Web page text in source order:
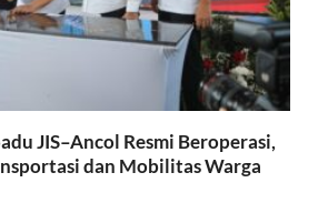
JIS–Ancol Resmi Beroperasi,
dan Mobilitas Warga